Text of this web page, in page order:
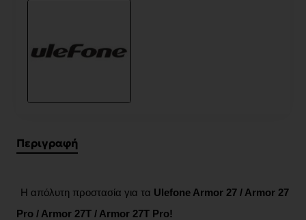
Περιγραφή
Η απόλυτη προστασία για τα Ulefone Armor 27 / Armor 27
Pro / Armor 27T / Armor 27T Pro!